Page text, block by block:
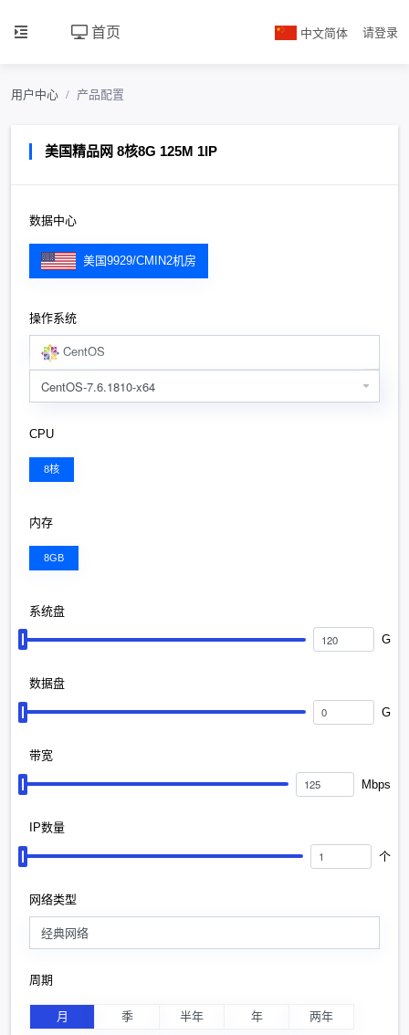
首页 中文简体 请登录
用户中心 产品配置
美国精品网 8核8G 125M 1IP
数据中心
美国9929/CMIN2机房
操作系统
CentOS
CPU
8核
内存
8GB
系统盘
G
数据盘
G
带宽
Mbps
IP数量
个
网络类型
经典网络
周期
月 季 半年 年 两年